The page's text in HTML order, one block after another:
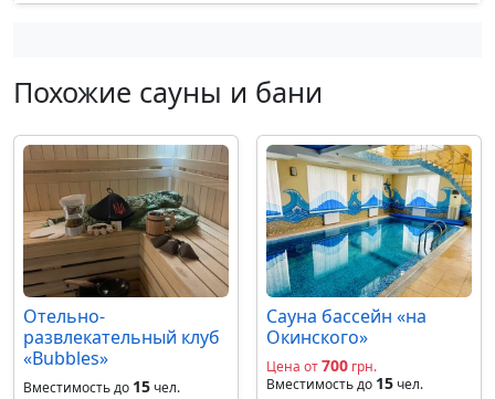
Похожие сауны и бани
Отельно-
развлекательный клуб
«Bubbles»
Вместимость до 15чел.
Сауна бассейн «на
Окинского»
Цена от700 грн.
Вместимость до 15чел.